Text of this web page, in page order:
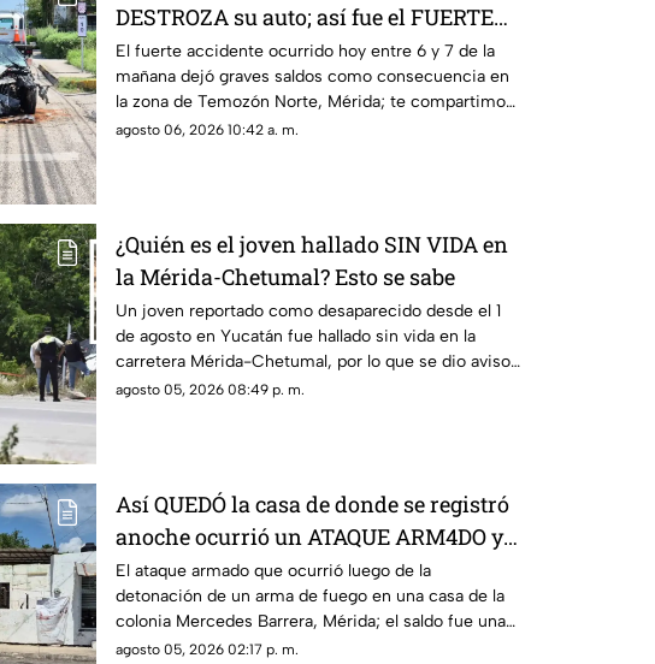
DESTROZA su auto; así fue el FUERTE
ACCIDENTE HOY en Temozón Norte,
Mérida
El fuerte accidente ocurrido hoy entre 6 y 7 de la
mañana dejó graves saldos como consecuencia en
la zona de Temozón Norte, Mérida; te compartimos
los detalles.
agosto 06, 2026 10:42 a. m.
¿Quién es el joven hallado SIN VIDA en
la Mérida-Chetumal? Esto se sabe
Un joven reportado como desaparecido desde el 1
de agosto en Yucatán fue hallado sin vida en la
carretera Mérida-Chetumal, por lo que se dio aviso
a la policía.
agosto 05, 2026 08:49 p. m.
Así QUEDÓ la casa de donde se registró
anoche ocurrió un ATAQUE ARM4DO y
hombre bal3ado
El ataque armado que ocurrió luego de la
detonación de un arma de fuego en una casa de la
colonia Mercedes Barrera, Mérida; el saldo fue una
mujer herida y un hombre baleado.
agosto 05, 2026 02:17 p. m.